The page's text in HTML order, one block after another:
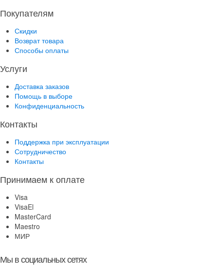
Покупателям
Скидки
Возврат товара
Способы оплаты
Услуги
Доставка заказов
Помощь в выборе
Конфиденциальность
Контакты
Поддержка при эксплуатации
Сотрудничество
Контакты
Принимаем к оплате
Visa
VisaEl
MasterCard
Maestro
МИР
Мы в социальных сетях